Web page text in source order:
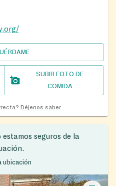
SUBIR FOTO DE
COMIDA
Déjenos saber
seguros de la
ubicación